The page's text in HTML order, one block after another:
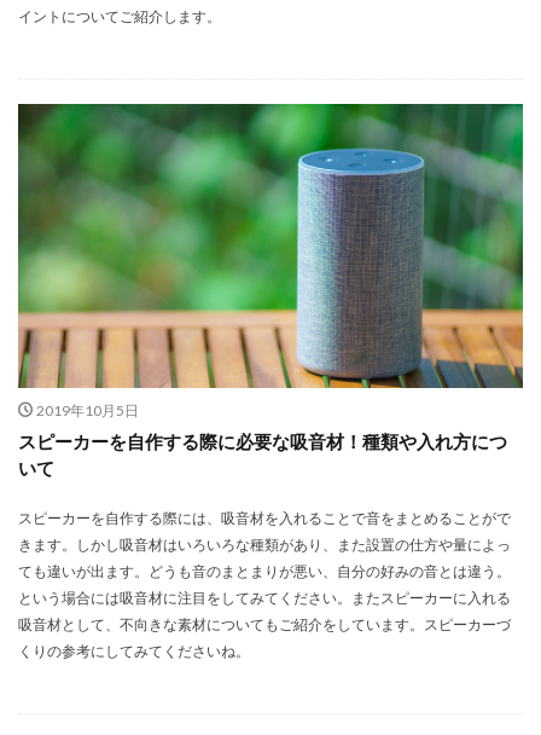
イントについてご紹介します。
2019年10月5日
スピーカーを自作する際に必要な吸音材！種類や入れ方につ
いて
スピーカーを自作する際には、吸音材を入れることで音をまとめることがで
きます。しかし吸音材はいろいろな種類があり、また設置の仕方や量によっ
ても違いが出ます。どうも音のまとまりが悪い、自分の好みの音とは違う。
という場合には吸音材に注目をしてみてください。またスピーカーに入れる
吸音材として、不向きな素材についてもご紹介をしています。スピーカーづ
くりの参考にしてみてくださいね。